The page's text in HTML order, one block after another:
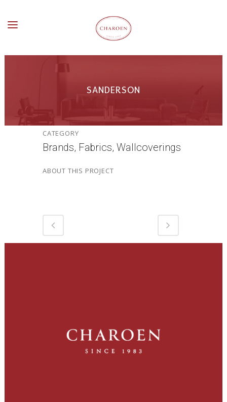
SANDERSON
CATEGORY
Brands, Fabrics, Wallcoverings
ABOUT THIS PROJECT